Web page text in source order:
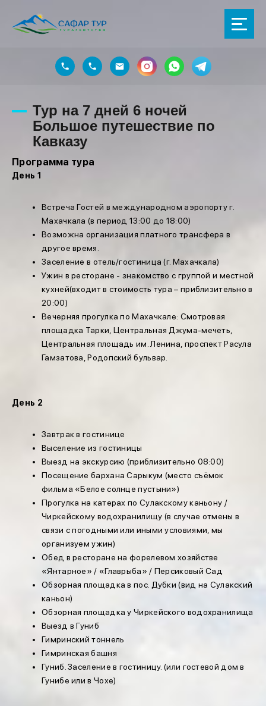
Тур на 7 дней 6 ночей
Большое путешествие по
Кавказу
Программа тура
День 1
Встреча Гостей в международном аэропорту г.
Махачкала (в период 13:00 до 18:00)
Возможна организация платного трансфера в
другое время.
Заселение в отель/гостиница (г. Махачкала)
Ужин в ресторане - знакомство с группой и местной
кухней(входит в стоимость тура – приблизительно в
20:00)
Вечерняя прогулка по Махачкале: Смотровая
площадка Тарки, Центральная Джума-мечеть,
Центральная площадь им. Ленина, проспект Расула
Гамзатова, Родопский бульвар.
День 2
Завтрак в гостинице
Выселение из гостиницы
Выезд на экскурсию (приблизительно 08:00)
Посещение бархана Сарыкум (место съёмок
фильма «Белое солнце пустыни»)
Прогулка на катерах по Сулакскому каньону /
Чиркейскому водохранилищу (в случае отмены в
связи с погодными или иными условиями, мы
организуем ужин)
Обед в ресторане на форелевом хозяйстве
«Янтарное» / «Главрыба» / Персиковый Сад
Обзорная площадка в пос. Дубки (вид на Сулакский
каньон)
Обзорная площадка у Чиркейского водохранилища
Выезд в Гуниб
Гимринский тоннель
Гимринская башня
Гуниб. Заселение в гостиницу. (или гостевой дом в
Гунибе или в Чохе)